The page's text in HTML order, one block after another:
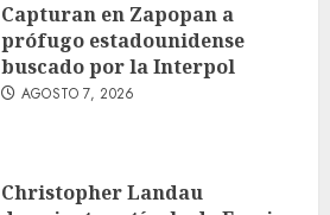
Capturan en Zapopan a
prófugo estadounidense
buscado por la Interpol
AGOSTO 7, 2026
Christopher Landau